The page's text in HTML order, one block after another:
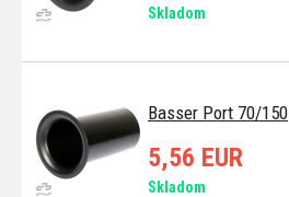
Skladom
Basser Port 70/150
5,56 EUR
Skladom